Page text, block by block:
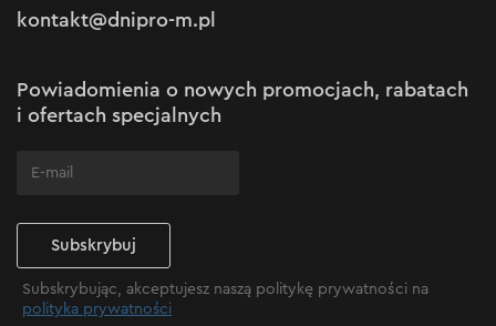
Standard jakości
Narzędzie jest zgodne z europejską normą jakości
DIN1041. Należy zauważyć, że młotek ma deklarowaną
wagę.
Ustawienia plików cookie
kontakt@dnipro-m.pl
Powiadomienia o nowych promocjach, rabatach
i ofertach specjalnych
Subskrybuj
Subskrybując, akceptujesz naszą politykę prywatności na
polityka prywatności